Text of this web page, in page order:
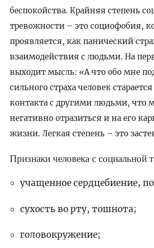
беспокойства. Крайняя степень
тревожности – это социофобия,
проявляется, как панический
взаимодействия с людьми. На
выходит мысль: «А что обо мне
сильного страха человек
контакта с другими людьми, что
негативно отразиться и на его
жизни. Легкая степень – это
Признаки человека с социальной
учащенное сердцебиение,
сухость во рту, тошнота;
головокружение;